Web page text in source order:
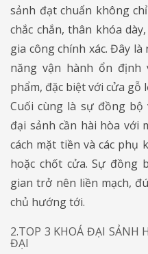
sảnh đạt chuẩn không
chắc chắn, thân khóa
gia công chính xác. Đây
năng vận hành ổn định
phẩm, đặc biệt với cửa gỗ
Cuối cùng là sự đồng
đại sảnh cần hài hòa với
cách mặt tiền và các phụ
hoặc chốt cửa. Sự đồng
gian trở nên liền mạch,
chủ hướng tới.
2.TOP 3 KHOÁ ĐẠI SẢNH
ĐẠI